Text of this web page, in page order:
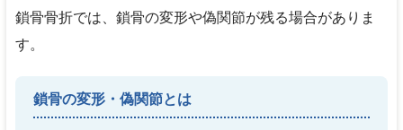
鎖骨骨折では、鎖骨の変形や偽関節が残る場合がありま
す。
鎖骨の変形・偽関節とは